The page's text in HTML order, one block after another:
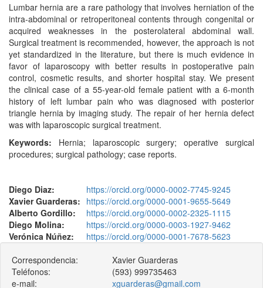
Lumbar hernia are a rare pathology that involves herniation of the
intra-abdominal or retroperitoneal contents through congenital or
acquired weaknesses in the posterolateral abdominal wall.
Surgical treatment is recommended, however, the approach is not
yet standardized in the literature, but there is much evidence in
favor of laparoscopy with better results in postoperative pain
control, cosmetic results, and shorter hospital stay. We present
the clinical case of a 55-year-old female patient with a 6-month
history of left lumbar pain who was diagnosed with posterior
triangle hernia by imaging study. The repair of her hernia defect
was with laparoscopic surgical treatment.
Keywords: Hernia; laparoscopic surgery; operative surgical
procedures; surgical pathology; case reports.
Diego Diaz:
https://orcid.org/0000-0002-7745-9245
Xavier Guarderas: https://orcid.org/0000-0001-9655-5649
Alberto Gordillo:
https://orcid.org/0000-0002-2325-1115
Diego Molina:
https://orcid.org/0000-0003-1927-9462
Verónica Núñez:
https://orcid.org/0000-0001-7678-5623
Correspondencia:
Xavier Guarderas
Teléfonos:
(593) 999735463
e-mail:
xguarderas@gmail.com